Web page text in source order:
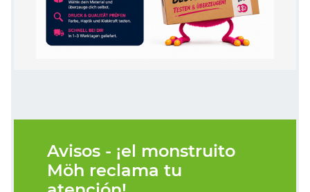
Avisos - ¡el monstruito
Möh reclama tu